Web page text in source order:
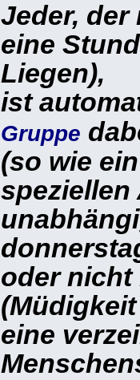
Jeder, der
eine
Liegen),
ist
Gruppe
(so wie
speziellen
oder nicht
eine